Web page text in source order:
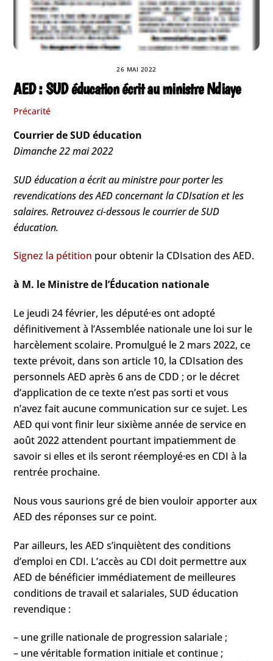
26 MAI 2022
AED : SUD éducation écrit au ministre Ndiaye
Précarité
Courrier de SUD éducation
Dimanche 22 mai 2022
SUD éducation a écrit au ministre pour porter les
revendications des AED concernant la CDIsation et les
salaires. Retrouvez ci-dessous le courrier de SUD
éducation.
Signez la pétition pour obtenir la CDIsation des AED.
à M. le Ministre de l’Éducation nationale
Le jeudi 24 février, les député·es ont adopté
définitivement à l’Assemblée nationale une loi sur le
harcèlement scolaire. Promulgué le 2 mars 2022, ce
texte prévoit, dans son article 10, la CDIsation des
personnels AED après 6 ans de CDD ; or le décret
d’application de ce texte n’est pas sorti et vous
n’avez fait aucune communication sur ce sujet. Les
AED qui vont finir leur sixième année de service en
août 2022 attendent pourtant impatiemment de
savoir si elles et ils seront réemployé·es en CDI à la
rentrée prochaine.
Nous vous saurions gré de bien vouloir apporter aux
AED des réponses sur ce point.
Par ailleurs, les AED s’inquiètent des conditions
d’emploi en CDI. L’accès au CDI doit permettre aux
AED de bénéficier immédiatement de meilleures
conditions de travail et salariales, SUD éducation
revendique :
– une grille nationale de progression salariale ;
– une véritable formation initiale et continue ;